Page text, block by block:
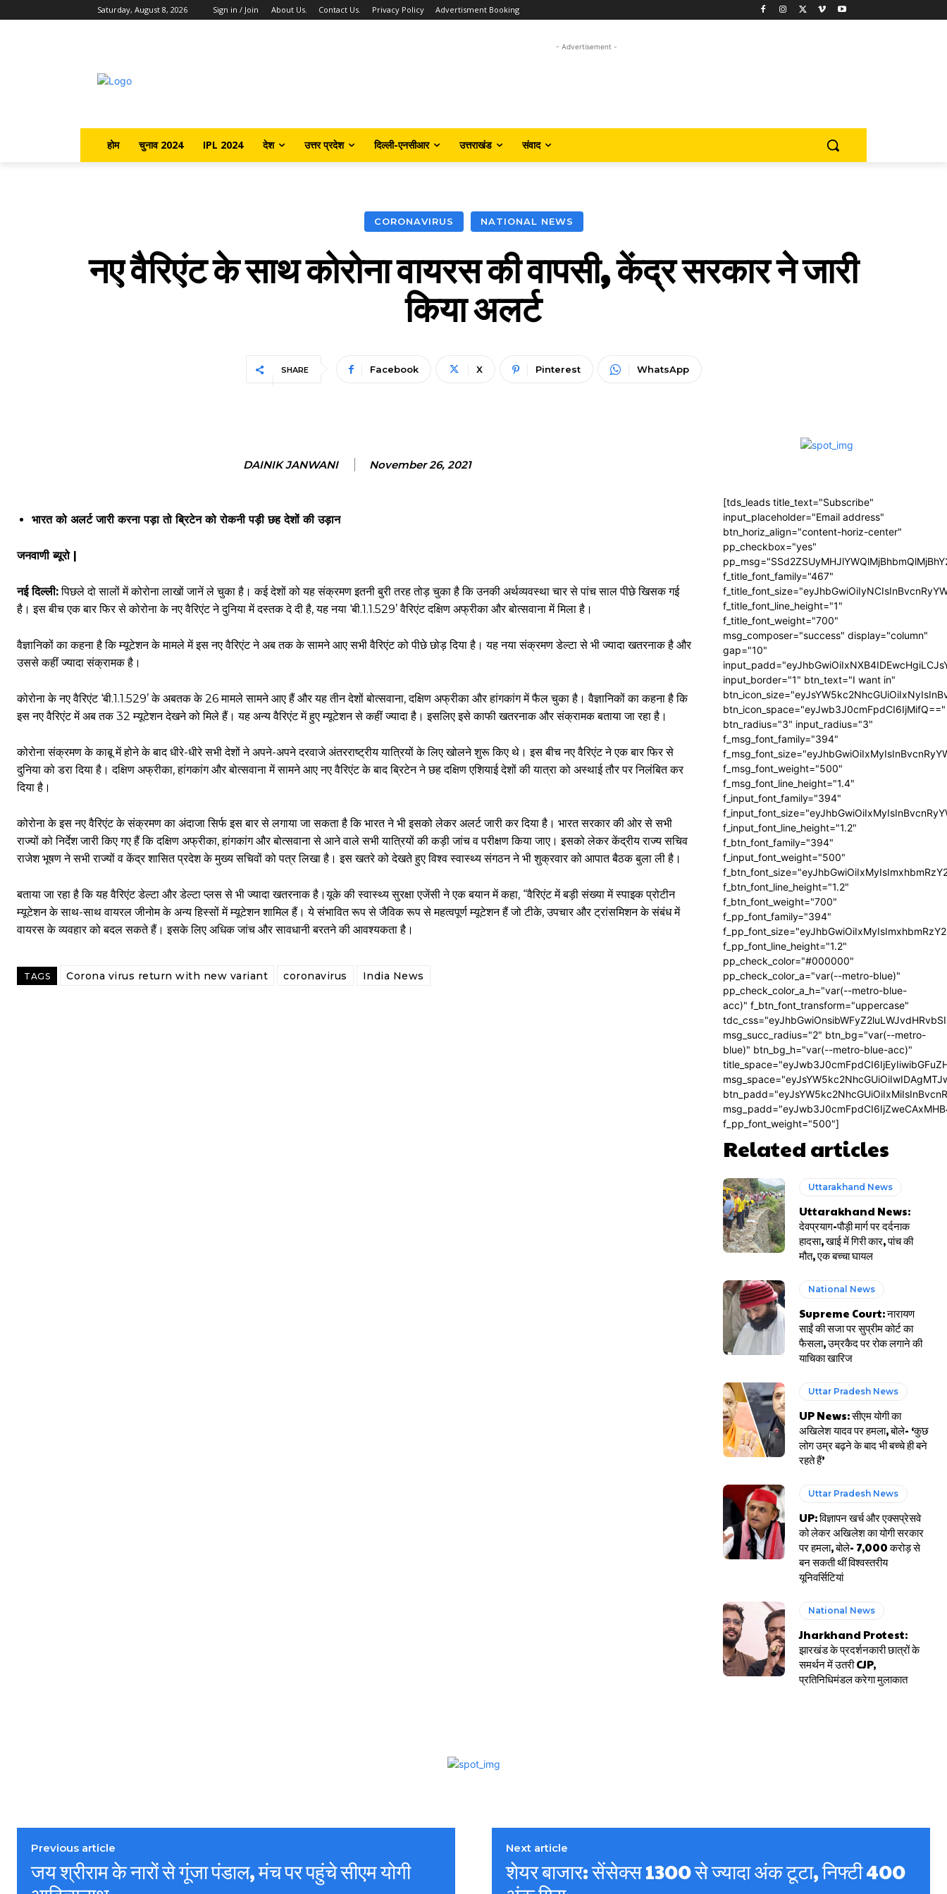
Saturday, August 8, 2026 Sign in / Join About Us. Contact Us. Privacy Policy Advertisment Booking
- Advertisement -
होम चुनाव 2024 IPL 2024 देश उत्तर प्रदेश दिल्ली-एनसीआर उत्तराखंड संवाद
CORONAVIRUS NATIONAL NEWS
नए वैरिएंट के साथ कोरोना वायरस की वापसी, केंद्र सरकार ने जारी
किया अलर्ट
SHARE Facebook X Pinterest WhatsApp
DAINIK JANWANI November 26, 2021
भारत को अलर्ट जारी करना पड़ा तो ब्रिटेन को रोकनी पड़ी छह देशों की उड़ान
जनवाणी ब्यूरो |
नई दिल्ली:पिछले दो सालों में कोरोना लाखों जानें ले चुका है। कई देशों को यह संक्रमण इतनी बुरी तरह तोड़ चुका है कि उनकी अर्थव्यवस्था चार से पांच साल पीछे खिसक गई
है। इस बीच एक बार फिर से कोरोना के नए वैरिएंट ने दुनिया में दस्तक दे दी है, यह नया ‘बी.1.1.529’ वैरिएंट दक्षिण अफ्रीका और बोत्सवाना में मिला है।
वैज्ञानिकों का कहना है कि म्यूटेशन के मामले में इस नए वैरिएंट ने अब तक के सामने आए सभी वैरिएंट को पीछे छोड़ दिया है। यह नया संक्रमण डेल्टा से भी ज्यादा खतरनाक है और
उससे कहीं ज्यादा संक्रामक है।
कोरोना के नए वैरिएंट ‘बी.1.1.529’ के अबतक के 26 मामले सामने आए हैं और यह तीन देशों बोत्सवाना, दक्षिण अफ्रीका और हांगकांग में फैल चुका है। वैज्ञानिकों का कहना है कि
इस नए वैरिएंट में अब तक 32 म्यूटेशन देखने को मिले हैं। यह अन्य वैरिएंट में हुए म्यूटेशन से कहीं ज्यादा है। इसलिए इसे काफी खतरनाक और संक्रामक बताया जा रहा है।
कोरोना संक्रमण के काबू में होने के बाद धीरे-धीरे सभी देशों ने अपने-अपने दरवाजे अंतरराष्ट्रीय यात्रियों के लिए खोलने शुरू किए थे। इस बीच नए वैरिएंट ने एक बार फिर से
दुनिया को डरा दिया है। दक्षिण अफ्रीका, हांगकांग और बोत्सवाना में सामने आए नए वैरिएंट के बाद ब्रिटेन ने छह दक्षिण एशियाई देशों की यात्रा को अस्थाई तौर पर निलंबित कर
दिया है।
कोरोना के इस नए वैरिएंट के संक्रमण का अंदाजा सिर्फ इस बार से लगाया जा सकता है कि भारत ने भी इसको लेकर अलर्ट जारी कर दिया है। भारत सरकार की ओर से सभी
राज्यों को निर्देश जारी किए गए हैं कि दक्षिण अफ्रीका, हांगकांग और बोत्सवाना से आने वाले सभी यात्रियों की कड़ी जांच व परीक्षण किया जाए। इसको लेकर केंद्रीय राज्य सचिव
राजेश भूषण ने सभी राज्यों व केंद्र शासित प्रदेश के मुख्य सचिवों को पत्र लिखा है। इस खतरे को देखते हुए विश्व स्वास्थ्य संगठन ने भी शुक्रवार को आपात बैठक बुला ली है।
बताया जा रहा है कि यह वैरिएंट डेल्टा और डेल्टा प्लस से भी ज्यादा खतरनाक है।यूके की स्वास्थ्य सुरक्षा एजेंसी ने एक बयान में कहा, “वैरिएंट में बड़ी संख्या में स्पाइक प्रोटीन
म्यूटेशन के साथ-साथ वायरल जीनोम के अन्य हिस्सों में म्यूटेशन शामिल हैं। ये संभावित रूप से जैविक रूप से महत्वपूर्ण म्यूटेशन हैं जो टीके, उपचार और ट्रांसमिशन के संबंध में
वायरस के व्यवहार को बदल सकते हैं। इसके लिए अधिक जांच और सावधानी बरतने की आवश्यकता है।
TAGS Corona virus return with new variant coronavirus India News
[tds_leads title_text="Subscribe"
input_placeholder="Email address"
btn_horiz_align="content-horiz-center"
pp_checkbox="yes"
f_title_font_family="467"
f_title_font_line_height="1"
f_title_font_weight="700"
msg_composer="success" display="column"
gap="10"
input_border="1" btn_text="I want in"
btn_icon_space="eyJwb3J0cmFpdCI6IjMifQ=="
btn_radius="3" input_radius="3"
f_msg_font_family="394"
f_msg_font_weight="500"
f_msg_font_line_height="1.4"
f_input_font_family="394"
f_input_font_line_height="1.2"
f_btn_font_family="394"
f_input_font_weight="500"
f_btn_font_line_height="1.2"
f_btn_font_weight="700"
f_pp_font_family="394"
f_pp_font_line_height="1.2"
pp_check_color="#000000"
pp_check_color_a="var(--metro-blue)"
pp_check_color_a_h="var(--metro-blue-
acc)" f_btn_font_transform="uppercase"
msg_succ_radius="2" btn_bg="var(--metro-
blue)" btn_bg_h="var(--metro-blue-acc)"
f_pp_font_weight="500"]
Related articles
Uttarakhand News
Uttarakhand News:
देवप्रयाग-पौड़ी मार्ग पर दर्दनाक
हादसा, खाई में गिरी कार, पांच की
मौत, एक बच्चा घायल
National News
Supreme Court: नारायण
साईं की सजा पर सुप्रीम कोर्ट का
फैसला, उम्रकैद पर रोक लगाने की
याचिका खारिज
Uttar Pradesh News
UP News: सीएम योगी का
अखिलेश यादव पर हमला, बोले- ‘कुछ
लोग उम्र बढ़ने के बाद भी बच्चे ही बने
रहते हैं’
Uttar Pradesh News
UP: विज्ञापन खर्च और एक्सप्रेसवे
को लेकर अखिलेश का योगी सरकार
पर हमला, बोले- 7,000 करोड़ से
बन सकती थीं विश्वस्तरीय
यूनिवर्सिटियां
National News
Jharkhand Protest:
झारखंड के प्रदर्शनकारी छात्रों के
समर्थन में उतरी CJP,
प्रतिनिधिमंडल करेगा मुलाकात
Previous article
जय श्रीराम के नारों से गूंजा पंडाल, मंच पर पहुंचे सीएम योगी
Next article
शेयर बाजार: सेंसेक्स 1300 से ज्यादा अंक टूटा, निफ्टी 400